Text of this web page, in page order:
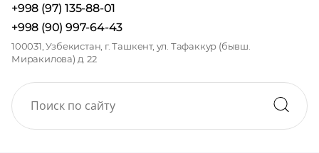
+998 (97) 135-88-01
+998 (90) 997-64-43
100031, Узбекистан, г. Ташкент, ул. Тафаккур (бывш.
Миракилова) д. 22